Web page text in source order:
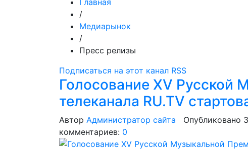
Главная
/
Медиарынок
/
Пресс релизы
Подписаться на этот канал RSS
Голосование XV Русской
телеканала RU.TV
Автор Администратор сайта Опубликовано
комментариев: 0